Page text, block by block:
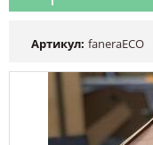
Артикул: faneraECO